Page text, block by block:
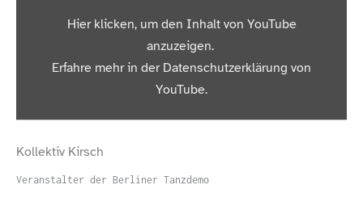
Drogenpolitik vorbildlich vorangehen“ von YouTube
anzeigen
Hier klicken, um den Inhalt von YouTube
anzuzeigen.
Erfahre mehr in derDatenschutzerklärung von
YouTube.
Drogenpolitik vorbildlich vorangehen“ direkt öffnen
Kollektiv Kirsch
Veranstalter der Berliner Tanzdemo